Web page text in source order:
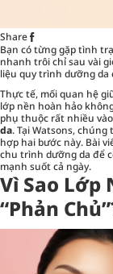
Share
Bạn có từng gặp tình
nhanh trôi chỉ sau vài
liệu quy trình dưỡng da
Thực tế, mối quan hệ
lớp nền hoàn hảo
phụ thuộc rất nhiều vào
da. Tại Watsons,
hợp hai bước này. Bài
chu trình dưỡng da để
mạnh suốt cả ngày.
Vì Sao Lớp
“Phản